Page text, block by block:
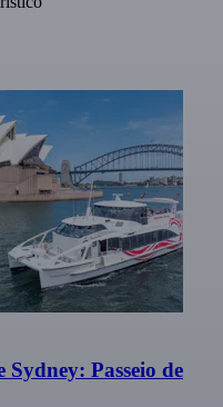
Passeio de